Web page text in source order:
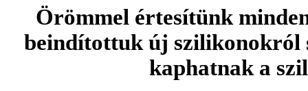
Örömmel értesítünk
beindítottuk új szilikonokról
kaphatnak a